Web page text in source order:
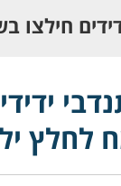
חילצו
ילד
לחלץ